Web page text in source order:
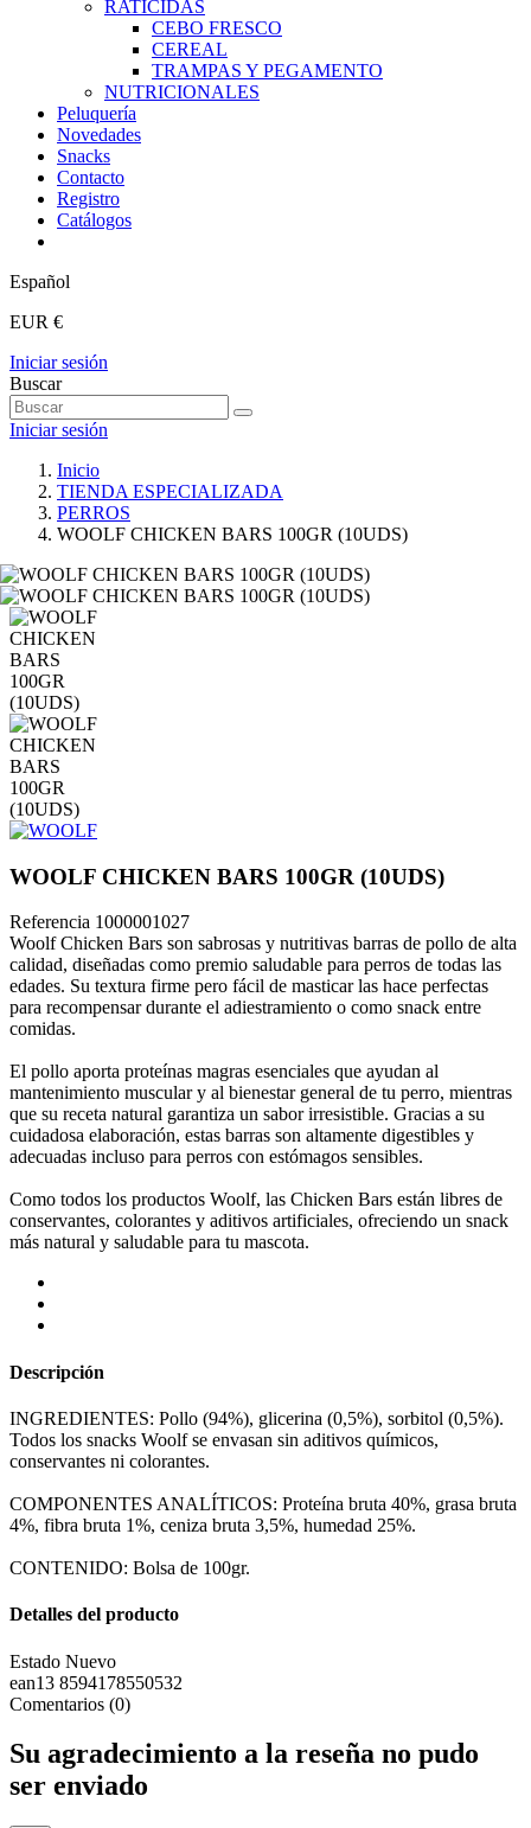
RATICIDAS
CEBO FRESCO
CEREAL
TRAMPAS Y PEGAMENTO
NUTRICIONALES
Peluquería
Novedades
Snacks
Contacto
Registro
Catálogos
Español
EUR €
Iniciar sesión
Buscar
Iniciar sesión
Inicio
TIENDA ESPECIALIZADA
PERROS
WOOLF CHICKEN BARS 100GR (10UDS)
WOOLF CHICKEN BARS 100GR (10UDS)
Referencia 1000001027
Woolf Chicken Bars son sabrosas y nutritivas barras de pollo de alta
calidad, diseñadas como premio saludable para perros de todas las
edades. Su textura firme pero fácil de masticar las hace perfectas
para recompensar durante el adiestramiento o como snack entre
comidas.
El pollo aporta proteínas magras esenciales que ayudan al
mantenimiento muscular y al bienestar general de tu perro, mientras
que su receta natural garantiza un sabor irresistible. Gracias a su
cuidadosa elaboración, estas barras son altamente digestibles y
adecuadas incluso para perros con estómagos sensibles.
Como todos los productos Woolf, las Chicken Bars están libres de
conservantes, colorantes y aditivos artificiales, ofreciendo un snack
más natural y saludable para tu mascota.
Descripción
INGREDIENTES: Pollo (94%), glicerina (0,5%), sorbitol (0,5%).
Todos los snacks Woolf se envasan sin aditivos químicos,
conservantes ni colorantes.
COMPONENTES ANALÍTICOS: Proteína bruta 40%, grasa bruta
4%, fibra bruta 1%, ceniza bruta 3,5%, humedad 25%.
CONTENIDO: Bolsa de 100gr.
Detalles del producto
Estado Nuevo
ean13 8594178550532
Comentarios (0)
Su agradecimiento a la reseña no pudo
ser enviado